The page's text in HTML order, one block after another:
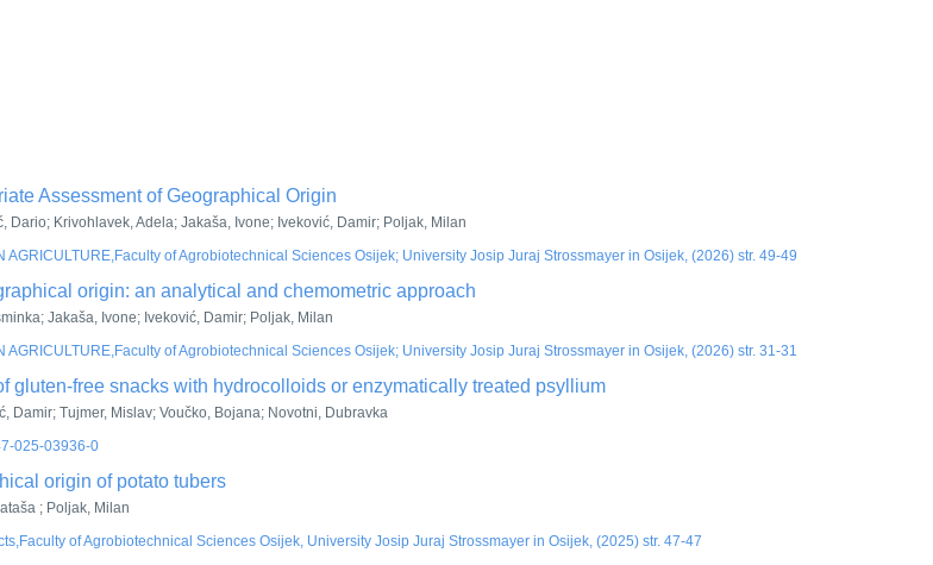
Assessment of Geographical Origin
Krivohlavek, Adela; Jakaša, Ivone; Iveković, Damir; Poljak, Milan
AGRICULTURE,Faculty of Agrobiotechnical Sciences Osijek; University Josip Juraj Strossmayer in Osijek, (2026) str. 49-49
origin: an analytical and chemometric approach
Jakaša, Ivone; Iveković, Damir; Poljak, Milan
AGRICULTURE,Faculty of Agrobiotechnical Sciences Osijek; University Josip Juraj Strossmayer in Osijek, (2026) str. 31-31
free snacks with hydrocolloids or enzymatically treated psyllium
Damir; Tujmer, Mislav; Voučko, Bojana; Novotni, Dubravka
025-03936-0
origin of potato tubers
; Poljak, Milan
of Agrobiotechnical Sciences Osijek, University Josip Juraj Strossmayer in Osijek, (2025) str. 47-47